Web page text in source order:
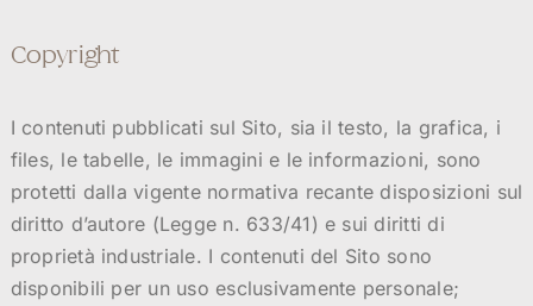
Copyright
I contenuti pubblicati sul Sito, sia il testo, la grafica, i
files, le tabelle, le immagini e le informazioni, sono
protetti dalla vigente normativa recante disposizioni sul
diritto d’autore (Legge n. 633/41) e sui diritti di
proprietà industriale. I contenuti del Sito sono
disponibili per un uso esclusivamente personale;